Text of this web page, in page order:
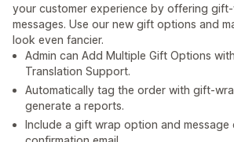
your customer experience by offering
messages. Use our new gift options and
look even fancier.
Admin can Add Multiple Gift Options
Translation Support.
Automatically tag the order with gift-
generate a reports.
Include a gift wrap option and message